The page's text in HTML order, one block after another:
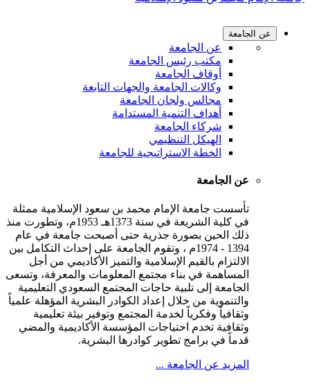
عن الجامعة
عن الجامعة
مكتب رئيس الجامعة
أوقاف الجامعة
وكالات الجامعة والجهات التابعة
مجالس ولجان الجامعة
أهداف التنمية المستدامة
شركاء الجامعة
الهيكل التنظيمي
الخطة الاستراتيجية للجامعة
عن الجامعة
تأسست جامعة الإمام محمد بن سعود الإسلامية ممثلة
في كلية الشريعة في سنة 1373هـ 1953م، وتطورت منذ
ذلك الحين بصورة جذرية حتى أصبحت جامعة في عام
1394 - 1974م ، وتقوم الجامعة على إحداث التكامل بين
الالتزام بالقيم الإسلامية والتميز الأكاديمي من أجل
المساهمة في بناء مجتمع المعلومات والمعرفة، وتسعى
الجامعة إلى تلبية حاجات المجتمع السعودي التعليمية
والتنموية من خلال إعداد الكوادر البشرية المؤهلة علمياً
وثقافياً وفكرياً لخدمة المجتمع وتوفير بيئة تعليمية
وثقافية تخدم احتياجات المؤسسة الأكاديمية والمضي
قدماً في برامج تطوير كوادرها البشرية.
المزيد عن الجامعة ...